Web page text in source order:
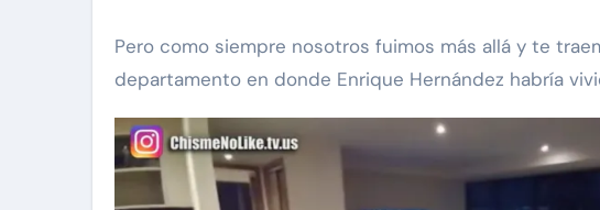
Pero como siempre nosotros fuimos más allá y te
departamento en donde Enrique Hernández habría